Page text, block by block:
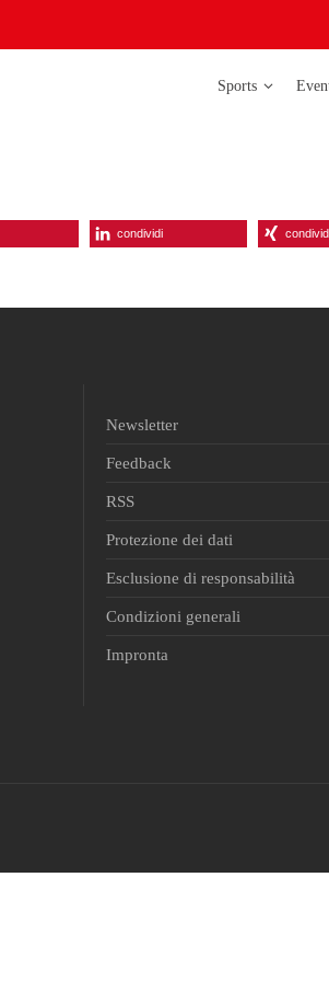
Sports
Badminton
Corso di
condividi
Newsletter
Feedback
RSS
Protezione dei dati
Esclusione di responsabilità
Condizioni generali
Impronta